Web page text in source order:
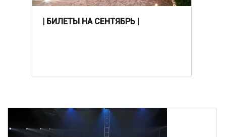
| БИЛЕТЫ НА СЕНТЯБРЬ |